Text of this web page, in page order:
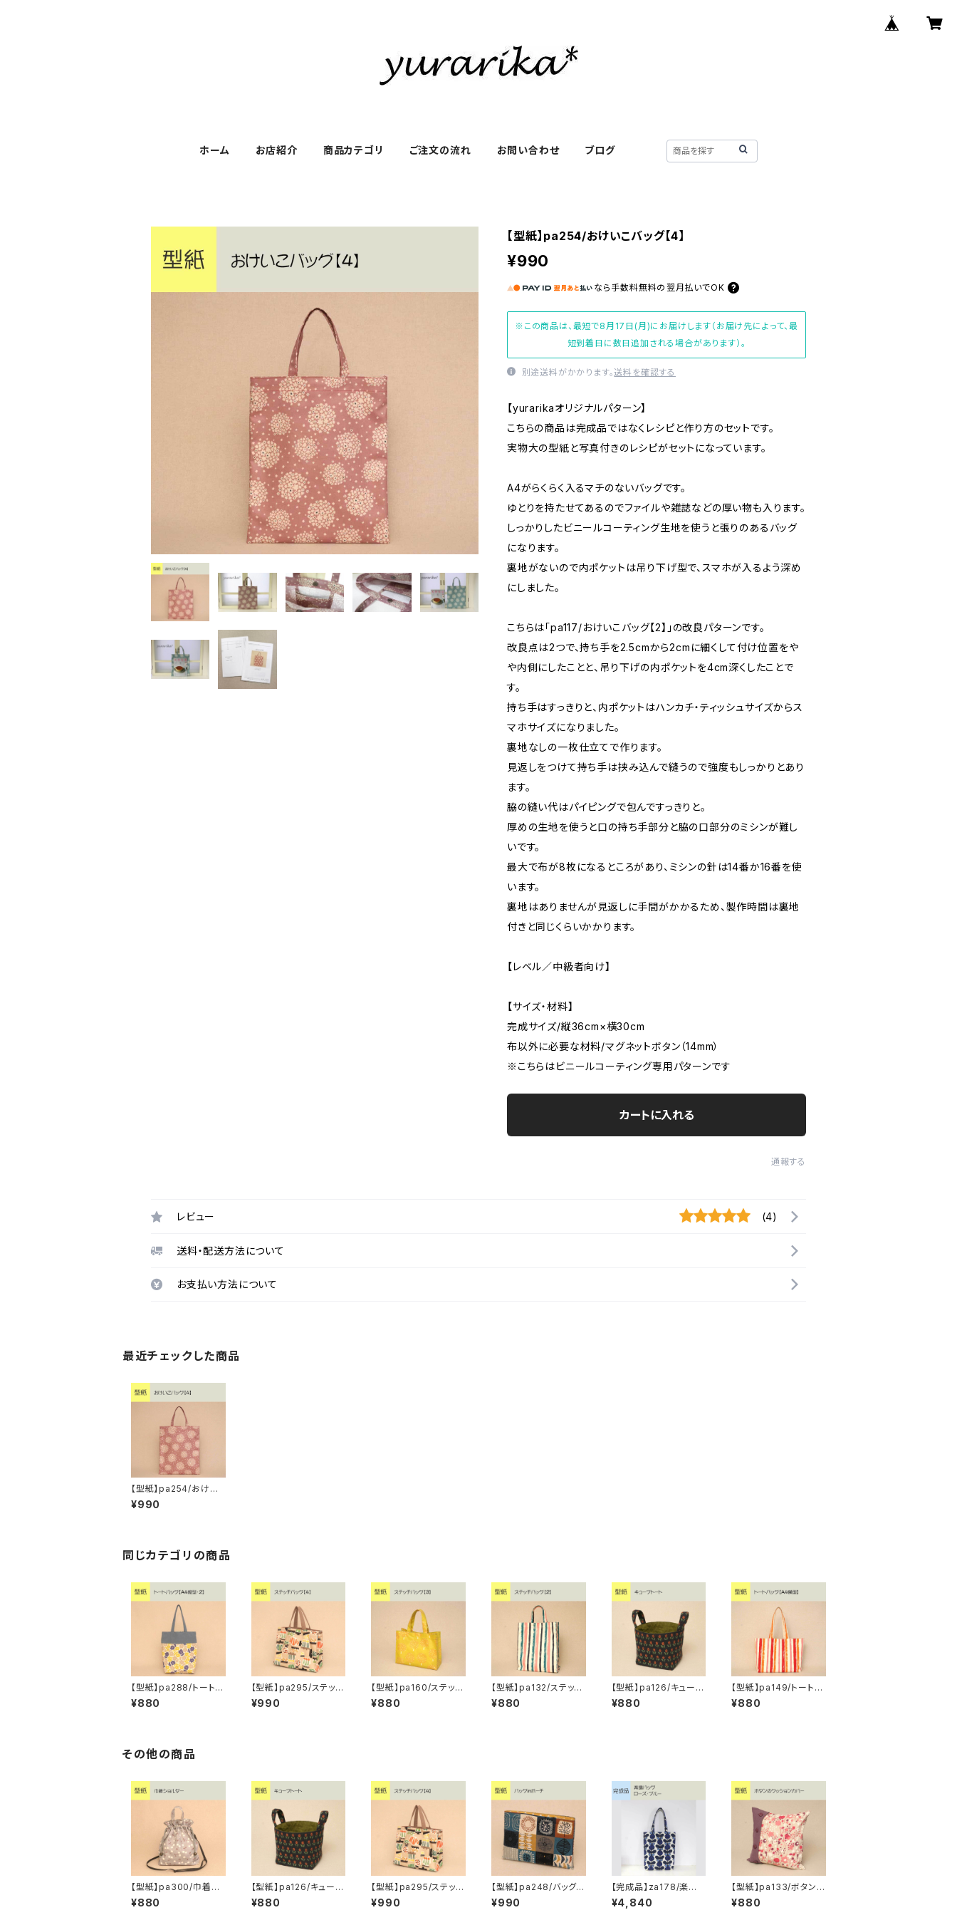
ホーム お店紹介 商品カテゴリ ご注文の流れ お問い合わせ ブログ
【型紙】pa254/おけいこバッグ【4】
¥990
なら 手数料無料の 翌月払いでOK
※この商品は、最短で8月17日(月)にお届けします（お届け先によって、最
短到着日に数日追加される場合があります）。
別途送料がかかります。送料を確認する
【yurarikaオリジナルパターン】
こちらの商品は完成品ではなくレシピと作り方のセットです。
実物大の型紙と写真付きのレシピがセットになっています。
A4がらくらく入るマチのないバッグです。
ゆとりを持たせてあるのでファイルや雑誌などの厚い物も入ります。
しっかりしたビニールコーティング生地を使うと張りのあるバッグ
になります。
裏地がないので内ポケットは吊り下げ型で、スマホが入るよう深め
にしました。
こちらは「pa117/おけいこバッグ【2】」の改良パターンです。
改良点は2つで、持ち手を2.5cmから2cmに細くして付け位置をや
や内側にしたことと、吊り下げの内ポケットを4cm深くしたことで
す。
持ち手はすっきりと、内ポケットはハンカチ・ティッシュサイズからス
マホサイズになりました。
裏地なしの一枚仕立てで作ります。
見返しをつけて持ち手は挟み込んで縫うので強度もしっかりとあり
ます。
脇の縫い代はパイピングで包んですっきりと。
厚めの生地を使うと口の持ち手部分と脇の口部分のミシンが難し
いです。
最大で布が8枚になるところがあり、ミシンの針は14番か16番を使
います。
裏地はありませんが見返しに手間がかかるため、製作時間は裏地
付きと同じくらいかかります。
【レベル／中級者向け】
【サイズ・材料】
完成サイズ/縦36cm×横30cm
布以外に必要な材料/マグネットボタン（14mm）
※こちらはビニールコーティング専用パターンです
カートに入れる
通報する
レビュー (4)
送料・配送方法について
お支払い方法について
最近チェックした商品
【型紙】pa254/おけい
こバッグ【4】
¥990
同じカテゴリの商品
【型紙】pa288/トートバ
ッグ【A4縦型・2】
¥880
【型紙】pa295/ステッチ
バッグ【4】
¥990
【型紙】pa160/ステッチ
バッグ【3】
¥880
【型紙】pa132/ステッチ
バッグ【2】
¥880
【型紙】pa126/キューブ
トート
¥880
【型紙】pa149/トートバ
ッグ【A4横型】
¥880
その他の商品
【型紙】pa300/巾着シ
ョルダー
¥880
【型紙】pa126/キューブ
トート
¥880
【型紙】pa295/ステッチ
バッグ【4】
¥990
【型紙】pa248/バッグin
ポーチ
¥990
【完成品】za178/楽譜
バッグ ローズ・ブルー
¥4,840
【型紙】pa133/ボタンの
クッションカバー
¥880